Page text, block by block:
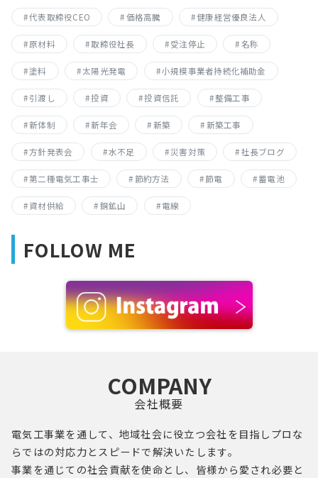
代表取締役CEO 価格高騰 健康経営優良法人
原材料 取締役社長 受注停止 名称
塗料 太陽光発電 小規模事業者持続化補助金
引渡し 投資 投資信託 整備工事
新体制 新年会 新築 新築工事
方針発表会 水不足 災害対策 社長ブログ
第二種電気工事士 節約方法 節電 蓄電池
資材供給 銅鉱山 電線
FOLLOW ME
COMPANY
会社概要
電気工事業を通して、地域社会に役立つ会社を目指し プロ な
らではの対応力とスピードで解決いたします。
事業を通じての社会貢献を使命とし、 皆様から愛され必要と